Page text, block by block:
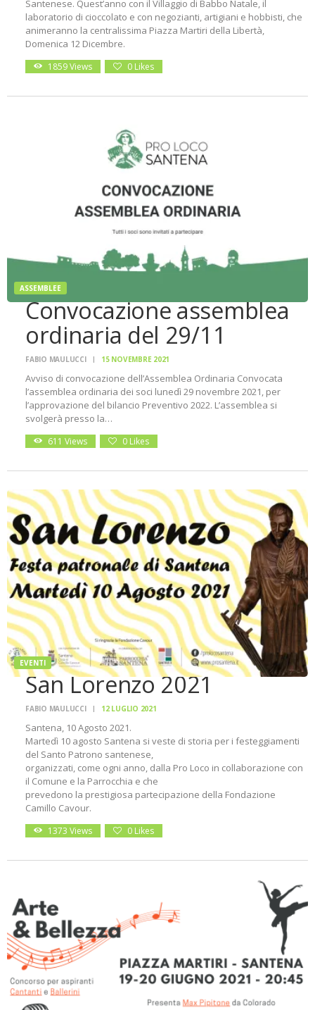
Santenese. Quest’anno con il Villaggio di Babbo Natale, il
laboratorio di cioccolato e con negozianti, artigiani e hobbisti, che
animeranno la centralissima Piazza Martiri della Libertà,
Domenica 12 Dicembre.
1859Views 0 Likes
ASSEMBLEE
Convocazione assemblea
ordinaria del 29/11
FABIO MAULUCCI 15 NOVEMBRE 2021
Avviso di convocazione dell’Assemblea Ordinaria Convocata
l’assemblea ordinaria dei soci lunedì 29 novembre 2021, per
l’approvazione del bilancio Preventivo 2022. L’assemblea si
svolgerà presso la…
611 Views 0 Likes
EVENTI
San Lorenzo 2021
FABIO MAULUCCI 12 LUGLIO 2021
Santena, 10 Agosto 2021.
Martedì 10 agosto Santena si veste di storia per i festeggiamenti
del Santo Patrono santenese,
organizzati, come ogni anno, dalla Pro Loco in collaborazione con
il Comune e la Parrocchia e che
prevedono la prestigiosa partecipazione della Fondazione
Camillo Cavour.
1373 Views 0 Likes